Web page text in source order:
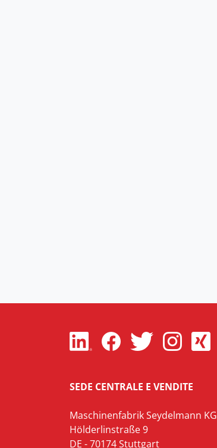
SEDE CENTRALE E VENDITE
Maschinenfabrik Seydelmann KG
Hölderlinstraße 9
DE - 70174 Stuttgart